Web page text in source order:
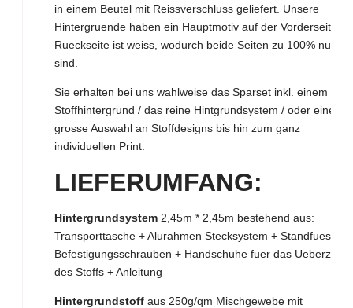
in einem Beutel mit Reissverschluss geliefert. Unsere
Hintergruende haben ein Hauptmotiv auf der Vorderseite.
Rueckseite ist weiss, wodurch beide Seiten zu 100%
sind.
Sie erhalten bei uns wahlweise das Sparset inkl. einem
Stoffhintergrund / das reine Hintgrundsystem / oder eine
grosse Auswahl an Stoffdesigns bis hin zum ganz
individuellen Print.
LIEFERUMFANG:
Hintergrundsystem 2,45m * 2,45m bestehend aus:
Transporttasche + Alurahmen Stecksystem + Standfuesse +
Befestigungsschrauben + Handschuhe fuer das
des Stoffs + Anleitung
Hintergrundstoff aus 250g/qm Mischgewebe mit